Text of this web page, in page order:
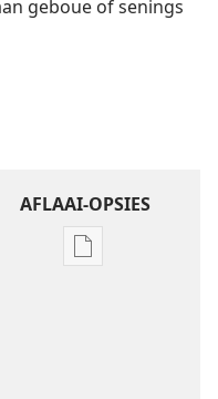
geboue of senings
AFLAAI-OPSIES
Aflaai-